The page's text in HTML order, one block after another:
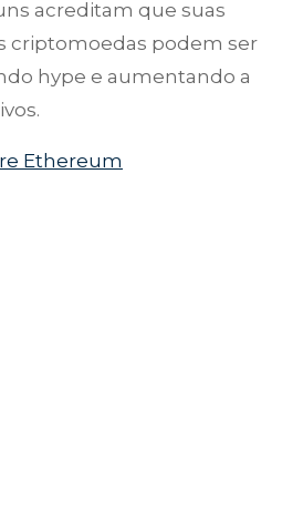
acreditam que suas
criptomoedas podem ser
hype e aumentando a
Ethereum